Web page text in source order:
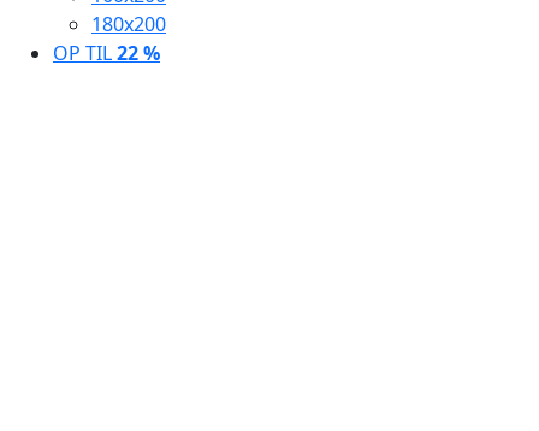
180x200
OP TIL22 %